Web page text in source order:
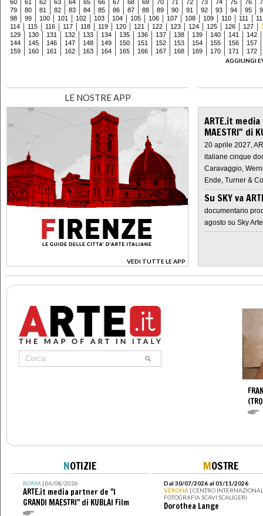
60 61 62 63 64 65 66 67 68 69 70 71 72 73 74 75 76
79
80 81 82 83 84 85 86 87 88 89 90 91 92 93 94 95
98
99 100 101 102 103 104 105 106 107 108 109 110 111
114
115 116 117 118 119 120 121 122 123 124 125 126 127
129
130 131 132 133 134 135 136 137 138 139 140 141
142
144
145 146 147 148 149 150 151 152 153 154 155 156
157
159
160 161 162 163 164 165 166 167 168 169 170 171
172
AGGIUNGI
LE NOSTRE APP
VEDI TUTTE LE APP
>
ARTE.it
MAESTRI" di
20 aprile 2027,
italiane cinque
Caravaggio,
Ende, Turner &
Su SKY va
documentario
agosto su Sky Arte
NOTIZIE
ROMA| 06/08/2026
ARTE.it media partner de "I
GRANDI MAESTRI" di KUBLAI Film
MOSTRE
Dal 30/07/2026 al 01/11/2026
VERONA | CENTRO
FOTOGRAFIA SCAVI SCALIGERI
Dorothea Lange